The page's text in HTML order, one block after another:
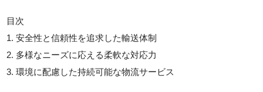
目次
1. 安全性と信頼性を追求した輸送体制
2. 多様なニーズに応える柔軟な対応力
3. 環境に配慮した持続可能な物流サービス